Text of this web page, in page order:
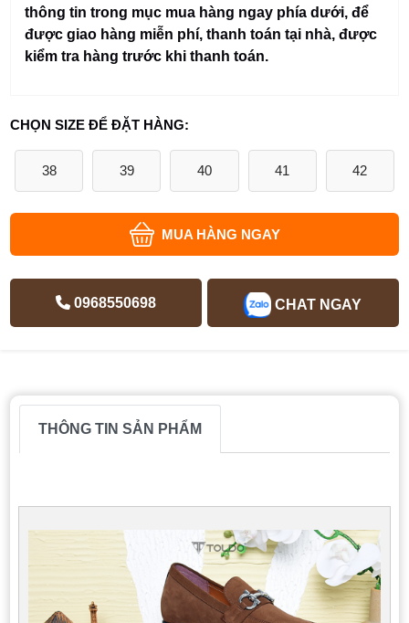
thông tin trong mục mua hàng ngay phía dưới,để
được giao hàng miễn phí, thanh toán tại nhà, được
kiểm tra hàng trước khi thanh toán.
CHỌN SIZE ĐỂ ĐẶT HÀNG:
38 39 40 41 42
MUA HÀNG NGAY
0968550698 CHAT NGAY
THÔNG TIN SẢN PHẨM